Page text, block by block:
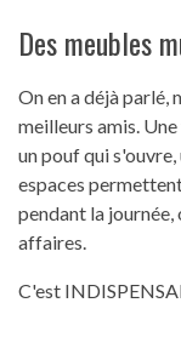
Des meubles
On en a déjà parlé,
meilleurs amis.
un pouf qui
espaces
pendant la journée,
affaires.
C'est